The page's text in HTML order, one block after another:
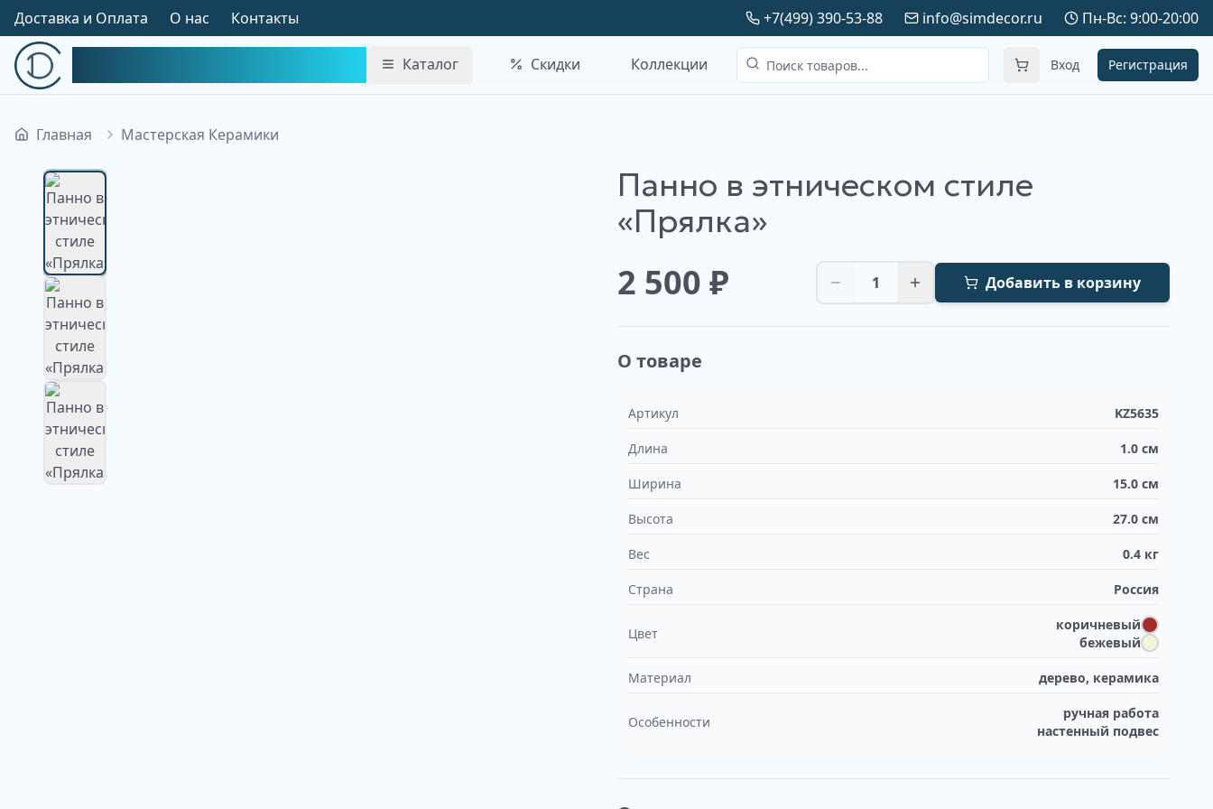
Доставка и Оплата О нас Контакты +7(499) 390-53-88 info@simdecor.ru Пн-Вс: 9:00-20:00
Каталог Скидки Коллекции Вход Регистрация
Главная Мастерская Керамики
Изображение
Изображение
Панно в этническом стиле
«Прялка»
2 500 ₽ 1 Добавить в корзину
О товаре
Артикул KZ5635
Длина 1.0 см
Ширина 15.0 см
Высота 27.0 см
Вес 0.4 кг
Страна Россия
Цвет
коричневый
бежевый
Материал дерево, керамика
Особенности
ручная работа
настенный подвес